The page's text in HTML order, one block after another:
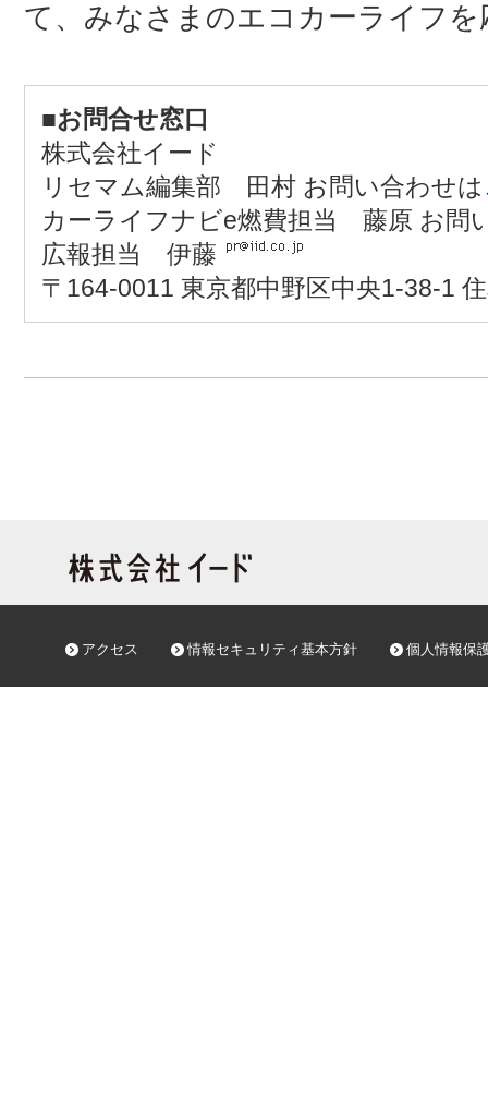
て、みなさまのエコカーライフを
■お問合せ窓口
株式会社イード
リセマム編集部 田村 お問い合わせは
カーライフナビe燃費担当 藤原 お問
広報担当 伊藤
〒164-0011 東京都中野区中央1-38-1
アクセス 情報セキュリティ基本方針 個人情報保